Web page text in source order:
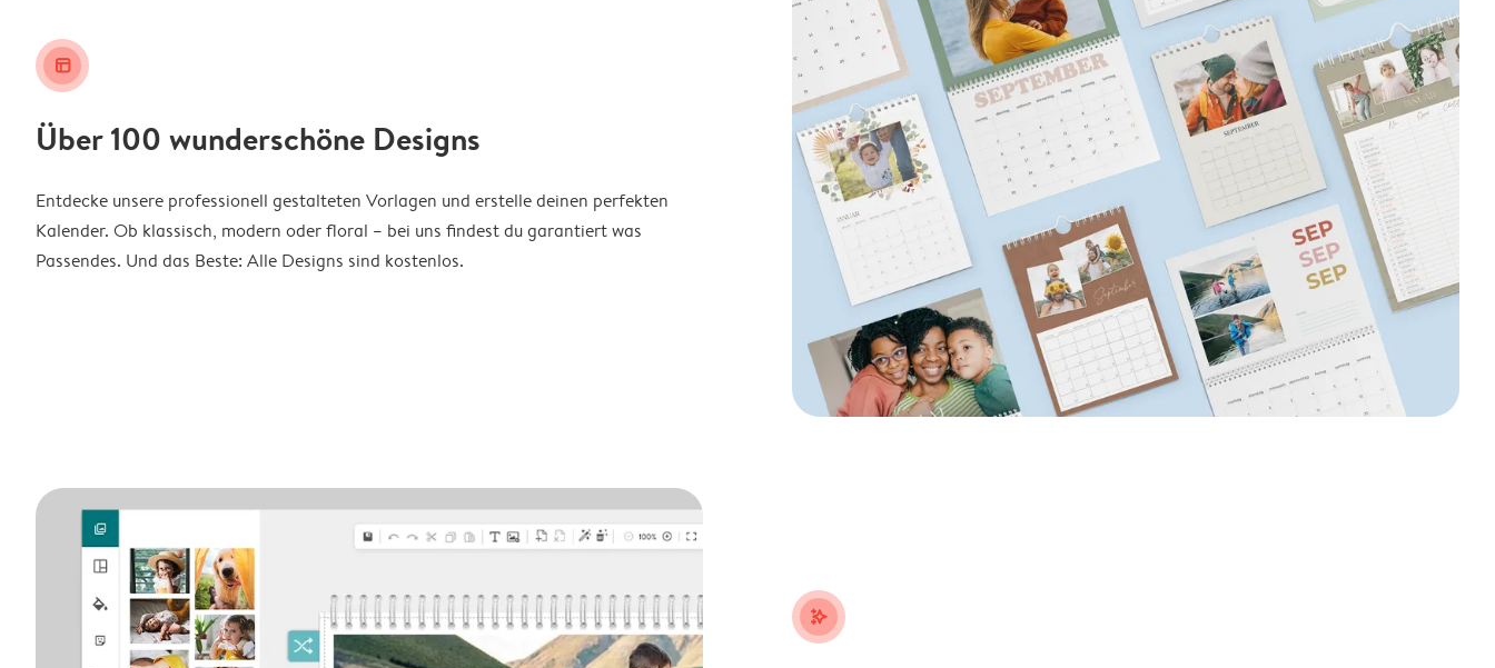
layout_alt
Über 100 wunderschöne Designs
Entdecke unsere professionell gestalteten Vorlagen und erstelle deinen perfekten
Kalender. Ob klassisch, modern oder floral – bei uns findest du garantiert was
Passendes. Und das Beste: Alle Designs sind kostenlos.
stars_plus